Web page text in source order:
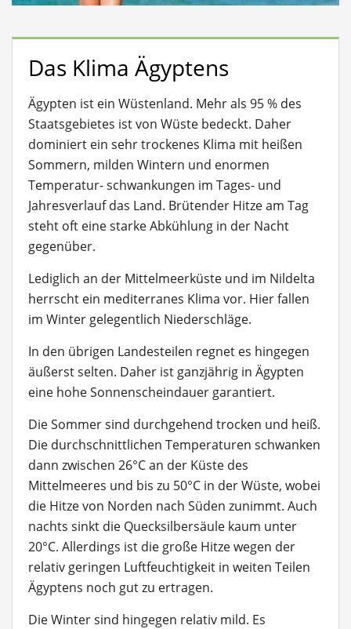
Das Klima Ägyptens
Ägypten ist ein Wüstenland. Mehr als 95 % des
Staatsgebietes ist von Wüste bedeckt. Daher
dominiert ein sehr trockenes Klima mit heißen
Sommern, milden Wintern und enormen
Temperatur- schwankungen im Tages- und
Jahresverlauf das Land. Brütender Hitze am Tag
steht oft eine starke Abkühlung in der Nacht
gegenüber.
Lediglich an der Mittelmeerküste und im Nildelta
herrscht ein mediterranes Klima vor. Hier fallen
im Winter gelegentlich Niederschläge.
In den übrigen Landesteilen regnet es hingegen
äußerst selten. Daher ist ganzjährig in Ägypten
eine hohe Sonnenscheindauer garantiert.
Die Sommer sind durchgehend trocken und heiß.
Die durchschnittlichen Temperaturen schwanken
dann zwischen 26°C an der Küste des
Mittelmeeres und bis zu 50°C in der Wüste, wobei
die Hitze von Norden nach Süden zunimmt. Auch
nachts sinkt die Quecksilbersäule kaum unter
20°C. Allerdings ist die große Hitze wegen der
relativ geringen Luftfeuchtigkeit in weiten Teilen
Ägyptens noch gut zu ertragen.
Die Winter sind hingegen relativ mild. Es